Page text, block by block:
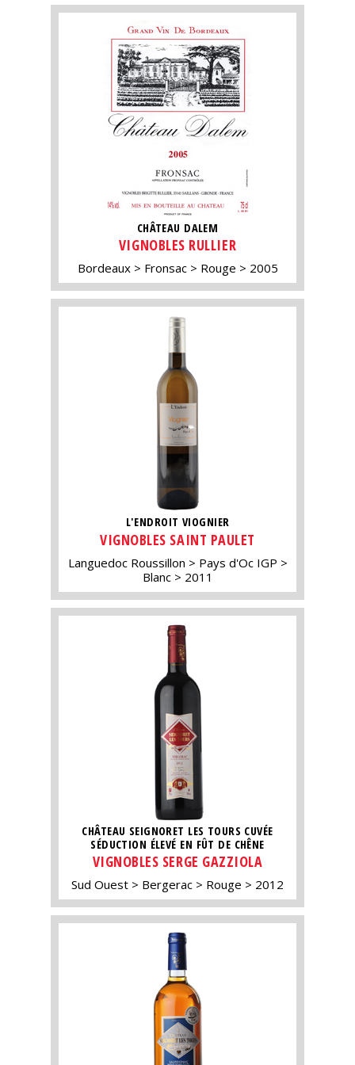
CHÂTEAU DALEM
VIGNOBLES RULLIER
Bordeaux Fronsac Rouge 2005
L'ENDROIT VIOGNIER
VIGNOBLES SAINT PAULET
Languedoc Roussillon
Pays d'Oc IGP
Blanc
2011
CHÂTEAU SEIGNORET LES TOURS CUVÉE
SÉDUCTION ÉLEVÉ EN FÛT DE CHÊNE
VIGNOBLES SERGE GAZZIOLA
Sud Ouest Bergerac Rouge 2012